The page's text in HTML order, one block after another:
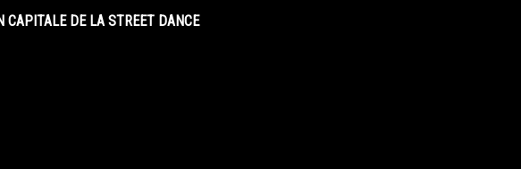
CAPITALE DE LA STREET DANCE